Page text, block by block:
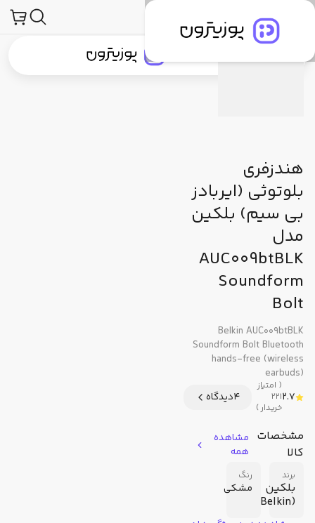
جستجو در
هندزفری هدفون، هدست و هندزفری
هندزفری
بلوتوثی (ایربادز
بی‌ سیم) بلکین
مدل
AUC009btBLK
Soundform
Bolt
Belkin AUC009btBLK
Soundform Bolt Bluetooth
hands-free (wireless
earbuds)
2.7
( امتیاز
221
خریدار)
4دیدگاه
مشخصات
کالا
مشاهده
همه
برند
بلکین
(Belkin)
رنگ
مشکی
توضیحات محصول دیدگاه کاربران